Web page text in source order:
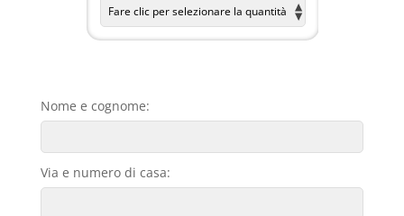
Nome e cognome:
Via e numero di casa: